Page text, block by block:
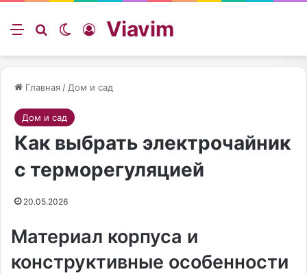
Меню ИскатьSwitch skin
Войти
Viavim
Главная / Дом и сад
Дом и сад
Как выбрать электрочайник
с терморегуляцией
20.05.2026
Материал корпуса и
конструктивные особенности